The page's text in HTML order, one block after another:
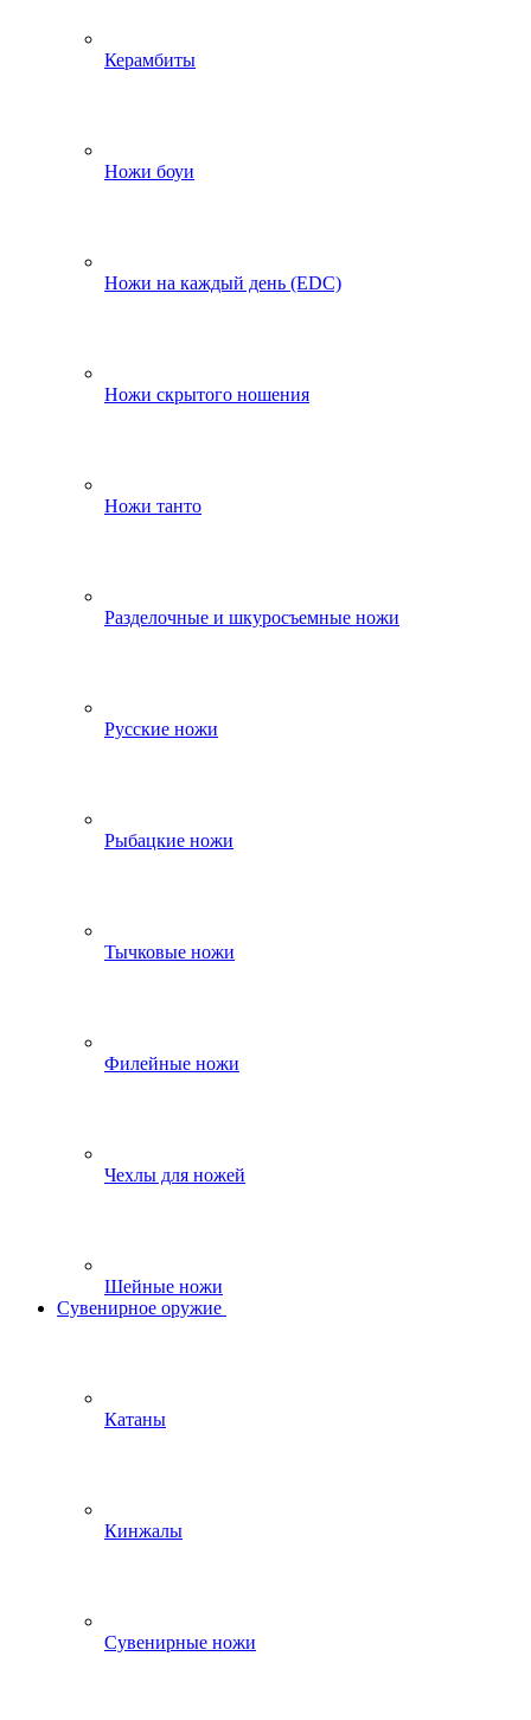
Керамбиты
Ножи боуи
Ножи на каждый день (EDC)
Ножи скрытого ношения
Ножи танто
Разделочные и шкуросъемные ножи
Русские ножи
Рыбацкие ножи
Тычковые ножи
Филейные ножи
Чехлы для ножей
Шейные ножи
Сувенирное оружие
Катаны
Кинжалы
Сувенирные ножи